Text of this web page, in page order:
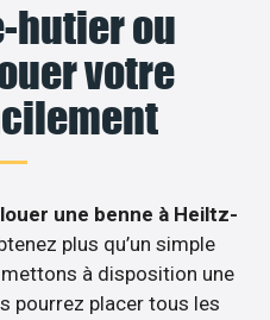
hutier ou
votre
louer une benne à Heiltz-
plus qu’un simple
à disposition une
pourrez placer tous les